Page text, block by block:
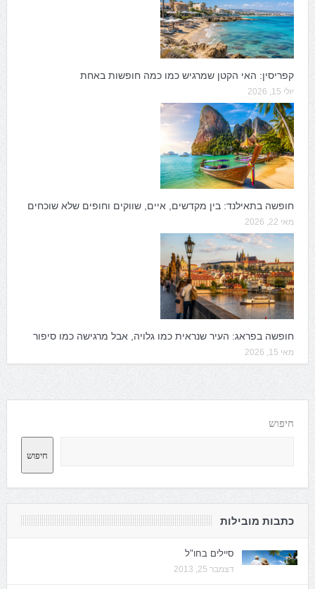
קפריסין: האי הקטן שמרגיש כמו כמה חופשות באחת
יולי 15, 2026
חופשה בתאילנד: בין מקדשים, איים, שווקים וחופים שלא שוכחים
מאי 22, 2026
חופשה בפראג: העיר שנראית כמו גלויה, אבל מרגישה כמו סיפור
מאי 15, 2026
חיפוש
חיפוש
כתבות מובילות
סיילים בחו"ל
דצמבר 25, 2013